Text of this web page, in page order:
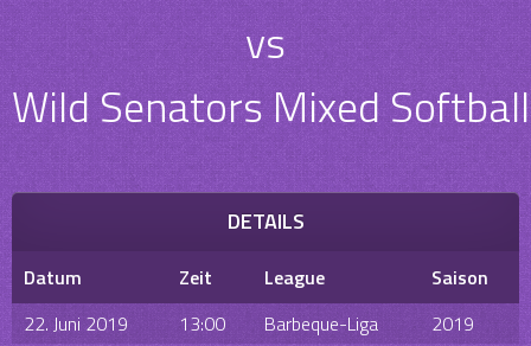
vs
Wild Senators Mixed Softball
DETAILS
Datum Zeit League
Saison
22. Juni 2019
13:00 Barbeque-Liga 2019